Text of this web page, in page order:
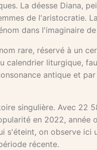
La déesse Diana,
de l'aristocratie.
dans l'imaginaire
rare, réservé à un
calendrier liturgique,
antique et
singulière. Avec 22
en 2022, année
s'éteint, on observe
récente.